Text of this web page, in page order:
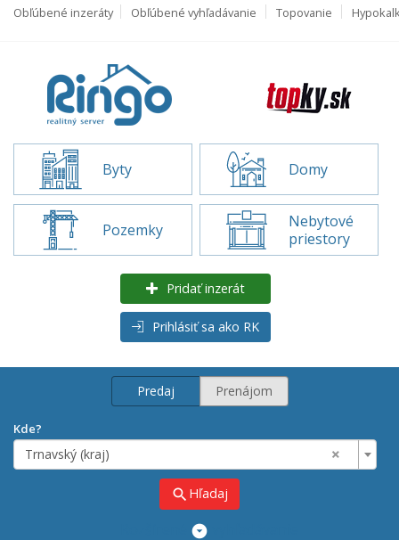
Obľúbené inzeráty Obľúbené vyhľadávanie Topovanie
Byty Domy
Pozemky
Nebytové
priestory
Pridať inzerát
Prihlásiť sa ako RK
Predaj Prenájom
Kde?
×
Trnavský (kraj)
search Hľadaj